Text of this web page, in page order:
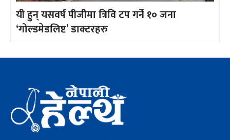
यी हुन् यसवर्ष पीजीमा त्रिवि टप गर्ने १० जना
‘गोल्डमेडलिष्ट’ डाक्टरहरु